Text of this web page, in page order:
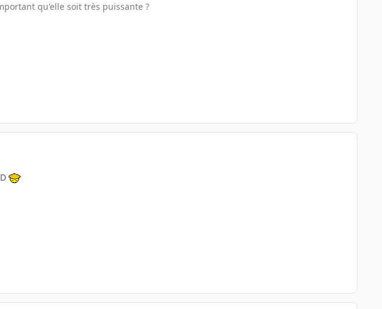
qu'elle soit très puissante ?